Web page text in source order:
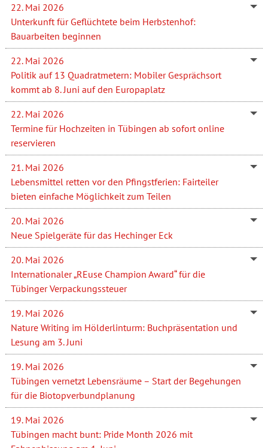
22. Mai 2026
Unterkunft für Geflüchtete beim Herbstenhof:
Bauarbeiten beginnen
22. Mai 2026
Politik auf 13 Quadratmetern: Mobiler Gesprächsort
kommt ab 8. Juni auf den Europaplatz
22. Mai 2026
Termine für Hochzeiten in Tübingen ab sofort online
reservieren
21. Mai 2026
Lebensmittel retten vor den Pfingstferien: Fairteiler
bieten einfache Möglichkeit zum Teilen
20. Mai 2026
Neue Spielgeräte für das Hechinger Eck
20. Mai 2026
Internationaler „REuse Champion Award“ für die
Tübinger Verpackungssteuer
19. Mai 2026
Nature Writing im Hölderlinturm: Buchpräsentation und
Lesung am 3. Juni
19. Mai 2026
Tübingen vernetzt Lebensräume – Start der Begehungen
für die Biotopverbundplanung
19. Mai 2026
Tübingen macht bunt: Pride Month 2026 mit